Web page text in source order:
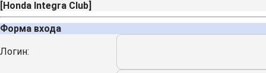
[Honda Integra Club]
Форма входа
Логин: